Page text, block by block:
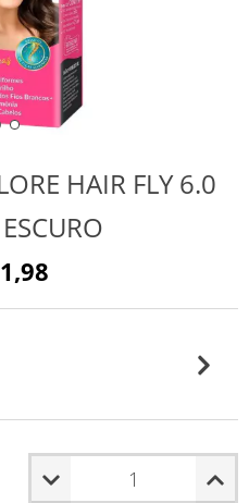
HAIR FLY 6.0